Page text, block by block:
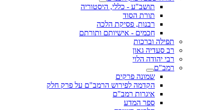
תושב"ע - כללי, היסטוריה
תורת הסוד
רבנות, פסיקת הלכה
חכמים - אישיותם ותורתם
תפילה וברכות
רב סעדיה גאון
רבי יהודה הלוי
רמב"ם
שמונה פרקים
הקדמה לפירוש הרמב"ם על פרק חלק
איגרות רמב"ם
ספר המדע